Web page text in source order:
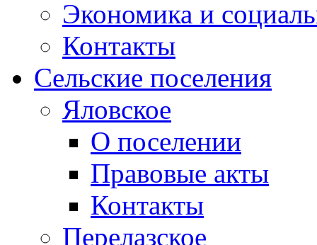
Экономика и
Контакты
Сельские поселения
Яловское
О поселении
Правовые акты
Контакты
Перелазское